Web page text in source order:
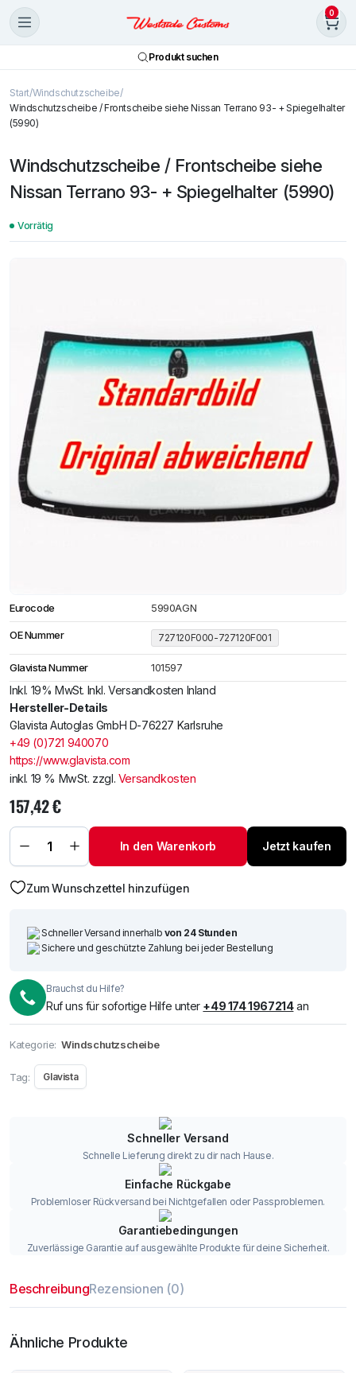
0
Produkt suchen
Start Windschutzscheibe
Windschutzscheibe / Frontscheibe siehe Nissan Terrano 93- + Spiegelhalter
(5990)
Windschutzscheibe / Frontscheibe siehe
Nissan Terrano 93- + Spiegelhalter (5990)
Vorrätig
Eurocode 5990AGN
OE Nummer 727120F000-727120F001
Glavista Nummer 101597
Inkl. 19% MwSt. Inkl. Versandkosten Inland
Hersteller-Details
Glavista Autoglas GmbH D-76227 Karlsruhe
+49 (0)721 940070
https://www.glavista.com
inkl. 19 % MwSt. zzgl. Versandkosten
157,42€
Windschutzscheibe
/ Frontscheibe
siehe Nissan
Terrano 93- +
Spiegelhalter
In den Warenkorb Jetzt kaufen
Zum Wunschzettel hinzufügen
Schneller Versand innerhalb von 24 Stunden
Sichere und geschützte Zahlung bei jeder Bestellung
Brauchst du Hilfe?
Ruf uns für sofortige Hilfe unter +49 174 1967214an
Kategorie: Windschutzscheibe
Tag: Glavista
Schneller Versand
Schnelle Lieferung direkt zu dir nach Hause.
Einfache Rückgabe
Problemloser Rückversand bei Nichtgefallen oder Passproblemen.
Garantiebedingungen
Zuverlässige Garantie auf ausgewählte Produkte für deine Sicherheit.
BeschreibungRezensionen (0)
Ähnliche Produkte